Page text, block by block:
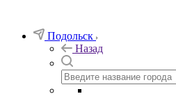
Подольск
Назад